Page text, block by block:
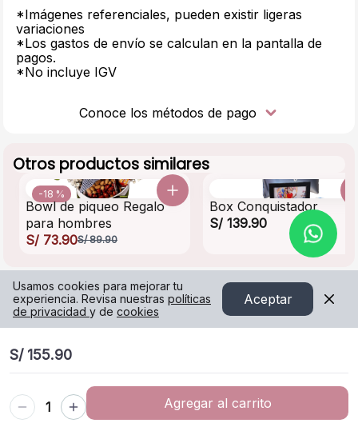
*Imágenes referenciales, pueden existir ligeras
variaciones
*Los gastos de envío se calculan en la pantalla de
pagos.
*No incluye IGV
Conoce los métodos de pago
Otros productos similares
-18 %
Bowl de piqueo Regalo
para hombres
S/ 73.90S/ 89.90
Box Conquistador
S/ 139.90
Usamos cookies para mejorar tu
experiencia. Revisa nuestras políticas
de privacidad y de cookies
Aceptar
S/ 155.90
1 Agregar al carrito